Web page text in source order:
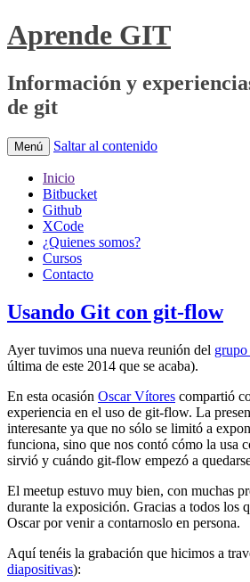
Aprende GIT
Información y
de git
Menú Saltar al contenido
Inicio
Bitbucket
Github
XCode
¿Quienes somos?
Cursos
Contacto
Usando Git con git-flow
Ayer tuvimos una nueva reunión del
última de este 2014 que se acaba).
En esta ocasión Oscar Vítores compartió
experiencia en el uso de git-flow. La
interesante ya que no sólo se limitó a
funciona, sino que nos contó cómo la usa
sirvió y cuándo git-flow empezó a
El meetup estuvo muy bien, con muchas
durante la exposición. Gracias a todos los
Oscar por venir a contarnoslo en persona.
Aquí tenéis la grabación que hicimos a
diapositivas):